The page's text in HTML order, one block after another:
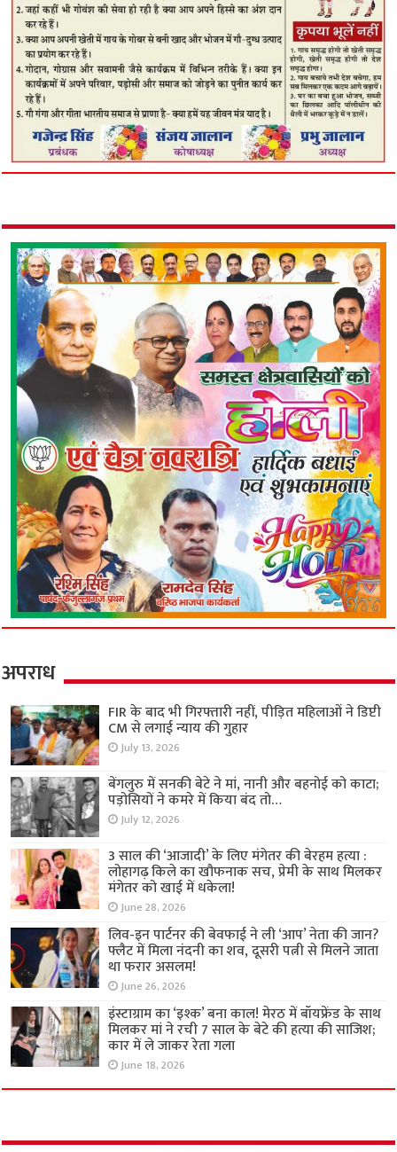
अपराध
FIR के बाद भी गिरफ्तारी नहीं, पीड़ित महिलाओं ने डिप्टी
CM से लगाई न्याय की गुहार
July 13, 2026
बेंगलुरु में सनकी बेटे ने मां, नानी और बहनोई को काटा;
पड़ोसियों ने कमरे में किया बंद तो…
July 12, 2026
3 साल की ‘आजादी’ के लिए मंगेतर की बेरहम हत्या :
लोहागढ़ किले का खौफनाक सच, प्रेमी के साथ मिलकर
मंगेतर को खाई में धकेला!
June 28, 2026
लिव-इन पार्टनर की बेवफाई ने ली ‘आप’ नेता की जान?
फ्लैट में मिला नंदनी का शव, दूसरी पत्नी से मिलने जाता
था फरार असलम!
June 26, 2026
इंस्टाग्राम का ‘इश्क’ बना काल! मेरठ में बॉयफ्रेंड के साथ
मिलकर मां ने रची 7 साल के बेटे की हत्या की साजिश;
कार में ले जाकर रेता गला
June 18, 2026